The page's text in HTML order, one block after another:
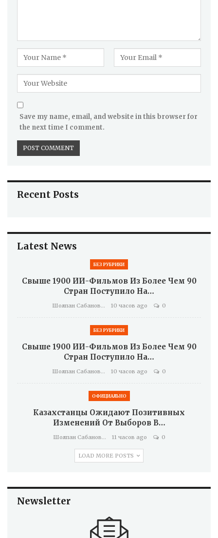
Save my name, email, and website in this browser for
the next time I comment.
Recent Posts
Latest News
БЕЗ РУБРИКИ
Свыше 1900 ИИ-Фильмов Из Более Чем 90
Стран Поступило На…
Шолпан Сабанова 10 часов ago 0
БЕЗ РУБРИКИ
Свыше 1900 ИИ-Фильмов Из Более Чем 90
Стран Поступило На…
Шолпан Сабанова 10 часов ago 0
ОФИЦИАЛЬНО
Казахстанцы Ожидают Позитивных
Изменений От Выборов В…
Шолпан Сабанова 11 часов ago 0
LOAD MORE POSTS
Newsletter